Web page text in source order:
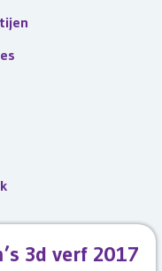
3d verf 2017